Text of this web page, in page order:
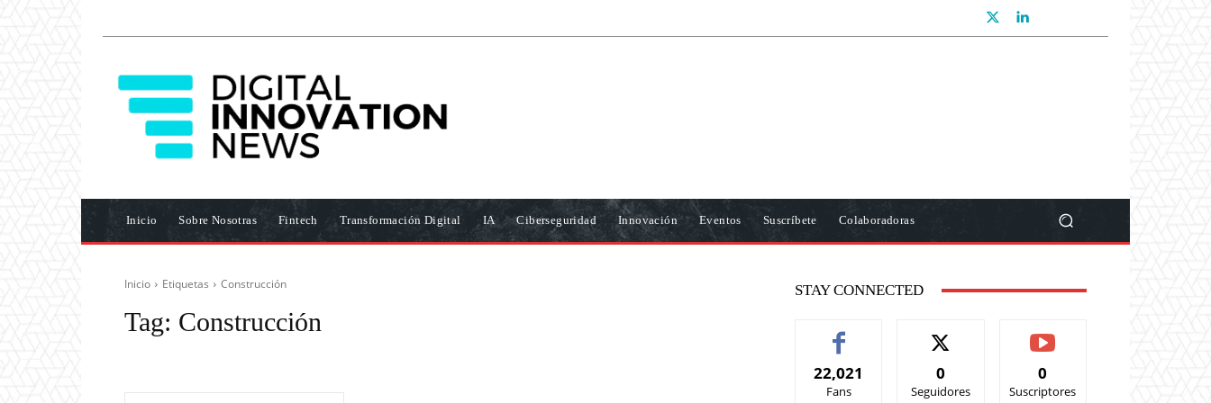
Inicio Sobre Nosotras Fintech Transformación Digital IA Ciberseguridad Innovación Eventos Suscríbete Colaboradoras
Inicio Etiquetas Construcción
Tag: Construcción
STAY CONNECTED
22,021
Fans
0
Seguidores
0
Suscriptores